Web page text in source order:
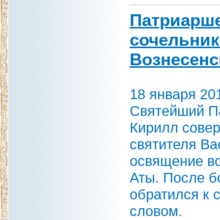
18 января
Святейший
Кирилл
святителя
освящение
Аты. После
обратился к
словом.